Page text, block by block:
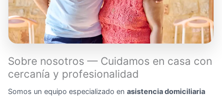
Sobre nosotros — Cuidamos en casa con
cercanía y profesionalidad
Somos un equipo especializado en asistencia domiciliaria